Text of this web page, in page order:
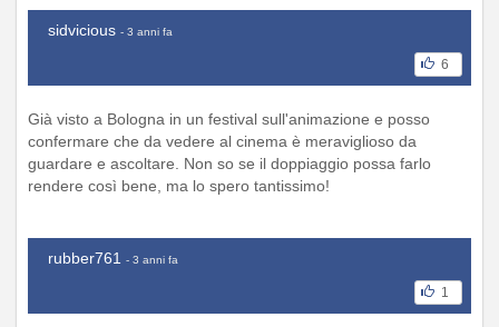
sidvicious - 3 anni fa
6
Già visto a Bologna in un festival sull'animazione e posso
confermare che da vedere al cinema è meraviglioso da
guardare e ascoltare. Non so se il doppiaggio possa farlo
rendere così bene, ma lo spero tantissimo!
rubber761 - 3 anni fa
1